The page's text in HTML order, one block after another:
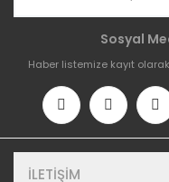
Sosyal
Haber listemize kayıt
İLETİŞİM